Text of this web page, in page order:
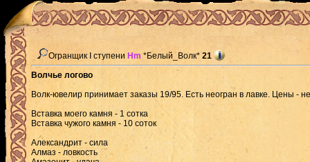
Огранщик I ступени Hm *Белый_Волк* 21
Волчье логово
Волк-ювелир принимает заказы 19/95. Есть неогран в лавке. Цены -
Вставка моего камня - 1 сотка
Вставка чужого камня - 10 соток
Александрит - сила
Алмаз - ловкость